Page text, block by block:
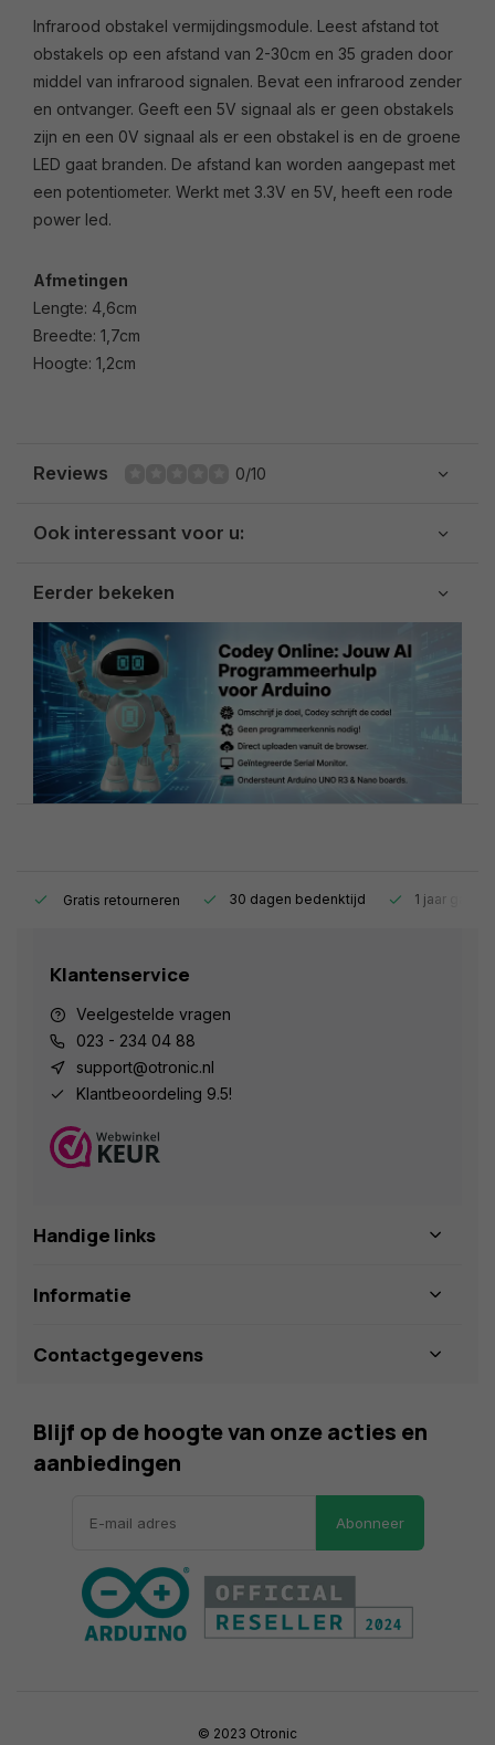
Infrarood obstakel vermijdingsmodule. Leest afstand tot
obstakels op een afstand van 2-30cm en 35 graden door
middel van infrarood signalen. Bevat een infrarood zender
en ontvanger. Geeft een 5V signaal als er geen obstakels
zijn en een 0V signaal als er een obstakel is en de groene
LED gaat branden. De afstand kan worden aangepast met
een potentiometer. Werkt met 3.3V en 5V, heeft een rode
power led.
Afmetingen
Lengte: 4,6cm
Breedte: 1,7cm
Hoogte: 1,2cm
Reviews 0/10
Ook interessant voor u:
Eerder bekeken
Gratis retourneren 30 dagen bedenktijd 1 jaar
Klantenservice
Veelgestelde vragen
023 - 234 04 88
support@otronic.nl
Klantbeoordeling 9.5!
Handige links
Informatie
Contactgegevens
Blijf op de hoogte van onze acties en
aanbiedingen
Abonneer
© 2023 Otronic